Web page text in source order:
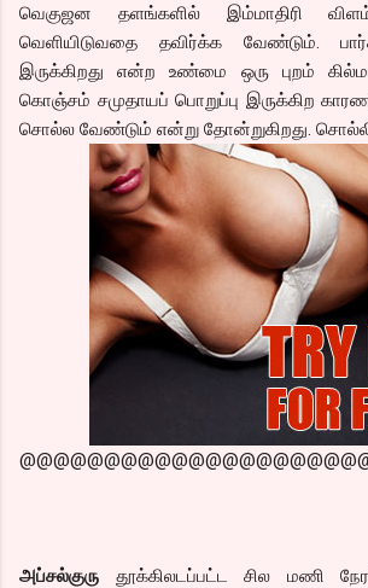
வெகுஜன தளங்களில் இம்மாதிரி
வெளியிடுவதை தவிர்க்க வேண்டும்.
இருக்கிறது என்ற உண்மை ஒரு புறம்
கொஞ்சம் சமுதாயப் பொறுப்பு இருக்கிற
சொல்ல வேண்டும் என்று தோன்றுகிறது.
அப்சல்குரு தூக்கிலடப்பட்ட சில மணி